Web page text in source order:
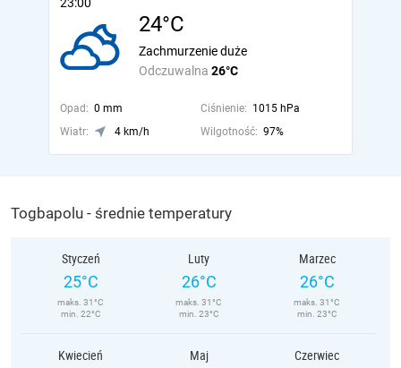
24°C
Odczuwalna 26°C
Zachmurzenie duże
Opad: 0 mm Ciśnienie: 1015 hPa
Wiatr:
4 km/h Wilgotność: 97%
Togbapolu - średnie temperatury
Styczeń
25°C
maks. 31°C
min. 22°C
Luty
26°C
maks. 31°C
min. 23°C
Marzec
26°C
maks. 31°C
min. 23°C
Kwiecień Maj Czerwiec